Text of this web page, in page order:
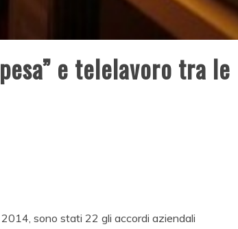
e telelavoro tra le
sono stati 22 gli accordi aziendali